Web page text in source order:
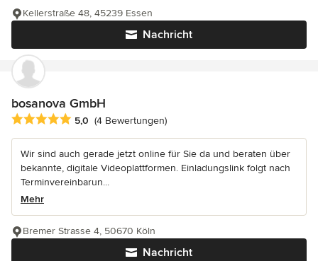
Nachricht
Kellerstraße 48, 45239 Essen
bosanova GmbH
Durchschnittliche Bewertung: 5 von 5 Sternen
5,0 (4 Bewertungen)
Wir sind auch gerade jetzt online für Sie da und beraten über
bekannte, digitale Videoplattformen. Einladungslink folgt nach
Terminvereinbarun...
Mehr
Nachricht
Bremer Strasse 4, 50670 Köln